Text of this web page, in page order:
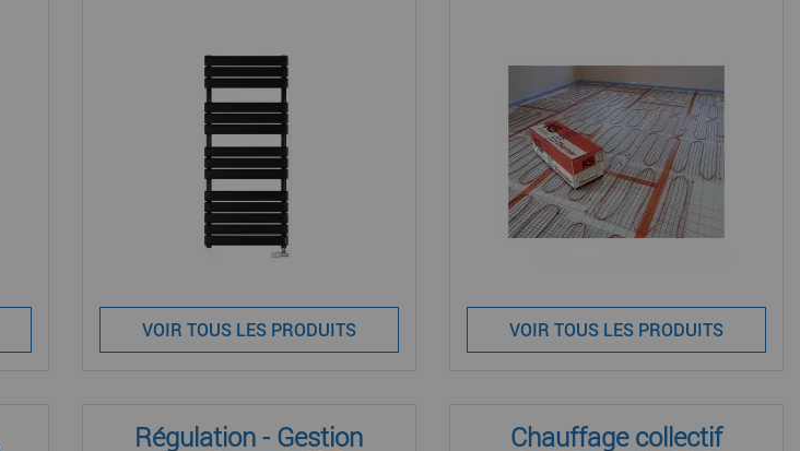
VOIR TOUS LES PRODUITS VOIR TOUS LES PRODUITS
Régulation - Gestion
Chauffage collectif